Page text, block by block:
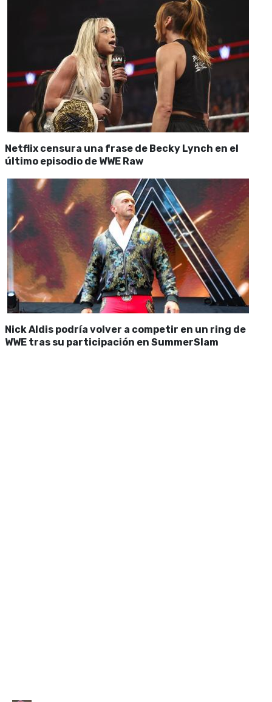
Netflix censura una frase de Becky Lynch en el
último episodio de WWE Raw
Nick Aldis podría volver a competir en un ring de
WWE tras su participación en SummerSlam